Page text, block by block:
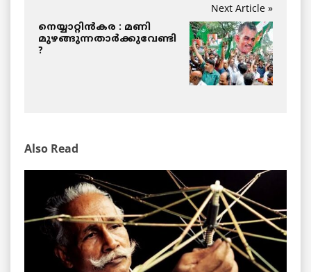
Next Article »
നെയ്യാറ്റിന്‍കര : മണി
മുഴങ്ങുന്നതാര്‍ക്കുവേണ്ടി
?
Also Read